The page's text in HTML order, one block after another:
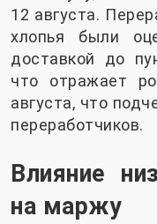
12 августа.
хлопья были
доставкой до
что отражает
августа, что
переработчиков.
Влияние
на маржу